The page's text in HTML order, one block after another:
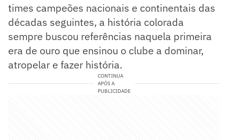
times campeões nacionais e continentais das
décadas seguintes, a história colorada
sempre buscou referências naquela primeira
era de ouro que ensinou o clube a dominar,
atropelar e fazer história.
CONTINUA
APÓS A
PUBLICIDADE